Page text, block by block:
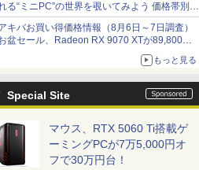
る“ミニPC”の世界を覗いてみよう 価格帯別に
様や特徴を整理、11製品をピックアップ text
by 石川 ひさよし
キバお買い得価格情報（8月6日～7日調査）
盆セール、Radeon RX 9070 XTが89,800
、水平周波数24.8kHz対応の17型モニターが
円、暑さ指数連動セール ほか
もっと見る
Special Site
マウス、RTX 5060 Ti搭載ゲ
ーミングPCが7万5,000円オ
フで30万円台！